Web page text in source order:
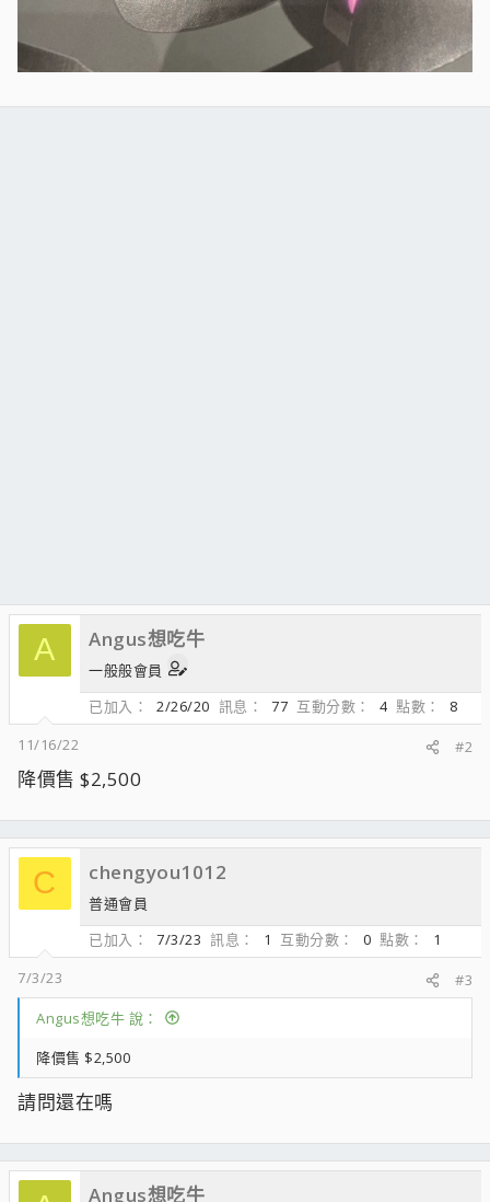
A Angus想吃牛
一般般會員
已加入
2/26/20 訊息 77 互動分數 4 點數
8
11/16/22
#2
降價售 $2,500
C chengyou1012
普通會員
已加入
7/3/23 訊息 1 互動分數 0 點數
1
7/3/23
#3
Angus想吃牛 說：
降價售 $2,500
請問還在嗎
Angus想吃牛